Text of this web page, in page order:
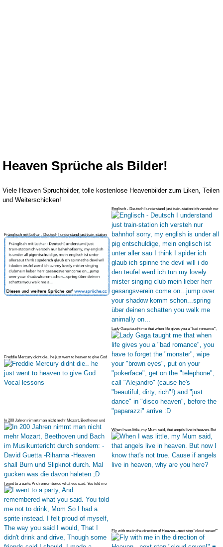
Heaven Sprüche als Bilder!
Viele Heaven Spruchbilder, tolle kostenlose Heavenbilder zum Liken, Teilen
und Weiterschicken!
Fränglisch mit Lothar - Deutsch I understand just train-station
ich vers
Englisch - Deutsch I understand just train-station ich versteh nur
bahnh
Freddie Mercury didnt die.. he just went to heaven to give God
Vocal les
Lady Gaga taught me that when life gives you a "bad romance",
you have t
In 200 Jahren nimmt man nicht mehr Mozart, Beethoven und
Bach im Musikun
When I was little, my Mum said, that angels live in heaven. But
now I kn
I went to a party, And remembered what you said. You told me
not to drin
Fly with me in the direction of Heaven...next stop "cloud seven!"
♥